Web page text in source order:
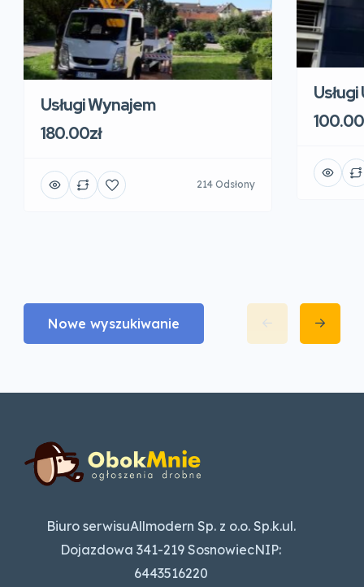
Usługi Wynajem
180.00zł
214 Odsłony
Nowe wyszukiwanie
Biuro serwisuAllmodern Sp. z o.o. Sp.k.ul.
Dojazdowa 341-219 SosnowiecNIP:
6443516220